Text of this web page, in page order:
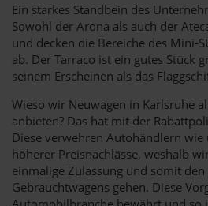
Ein starkes Standbein des
Sowohl der Arona als auch der
und decken die Bereiche des Mini-
ab. Der Tarraco ist ein gutes Stück
seinem Erscheinen als das
Wieso wir Neuwagen in Karlsruhe
anbieten? Das hat mit der
Diese verwehren Autohändlern wie
höherer Preisnachlässe, weshalb
einmalige Zulassung und somit den
Gebrauchtwagens gehen. Diese